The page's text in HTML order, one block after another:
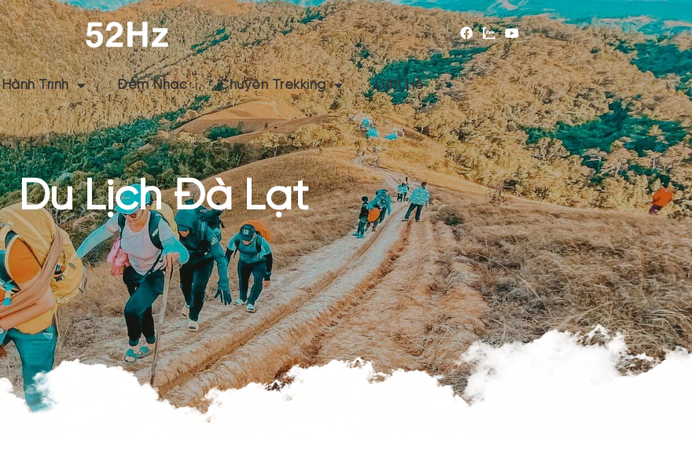
Hành Trình Đêm Nhạc Chuyện Trekking Liên Hệ
Du Lịch Đà Lạt